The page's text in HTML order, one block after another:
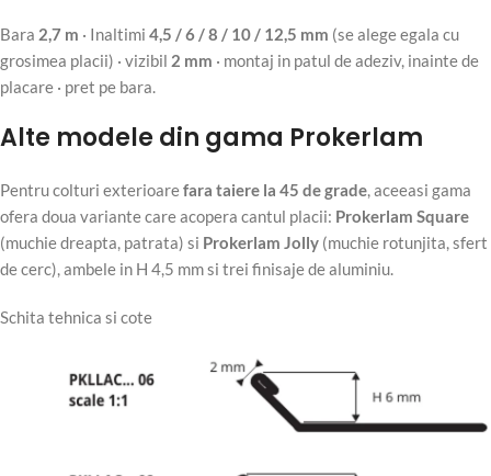
Bara 2,7 m · Inaltimi 4,5 / 6 / 8 / 10 / 12,5 mm (se alege egala cu
grosimea placii) · vizibil 2 mm · montaj in patul de adeziv, inainte de
placare · pret pe bara.
Alte modele din gama Prokerlam
Pentru colturi exterioarefara taiere la 45 de grade, aceeasi gama
ofera doua variante care acopera cantul placii: Prokerlam Square
(muchie dreapta, patrata) si Prokerlam Jolly (muchie rotunjita, sfert
de cerc), ambele in H 4,5 mm si trei finisaje de aluminiu.
Schita tehnica si cote